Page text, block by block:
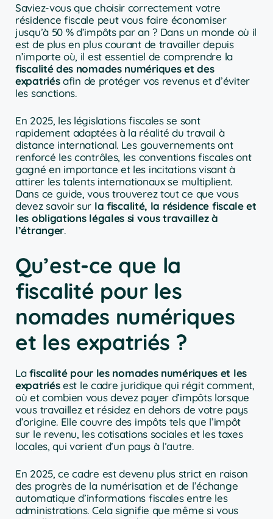
Saviez-vous que choisir correctement votre
résidence fiscale peut vous faire économiser
jusqu’à 50 % d’impôts par an ? Dans un monde où il
est de plus en plus courant de travailler depuis
n’importe où, il est essentiel de comprendre la
fiscalité des nomades numériques et des
expatriésafin de protéger vos revenus et d’éviter
les sanctions.
En 2025, les législations fiscales se sont
rapidement adaptées à la réalité du travail à
distance international. Les gouvernements ont
renforcé les contrôles, les conventions fiscales ont
gagné en importance et les incitations visant à
attirer les talents internationaux se multiplient.
Dans ce guide, vous trouverez tout ce que vous
devez savoir sur la fiscalité, la résidence fiscale et
les obligations légales si vous travaillez à
l’étranger.
Qu’est-ce que la
fiscalité pour les
nomades numériques
et les expatriés ?
Lafiscalité pour les nomades numériques et les
expatriésest le cadre juridique qui régit comment,
où et combien vous devez payer d’impôts lorsque
vous travaillez et résidez en dehors de votre pays
d’origine. Elle couvre des impôts tels que l’impôt
sur le revenu, les cotisations sociales et les taxes
locales, qui varient d’un pays à l’autre.
En 2025, ce cadre est devenu plus strict en raison
des progrès de la numérisation et de l’échange
automatique d’informations fiscales entre les
administrations. Cela signifie que même si vous